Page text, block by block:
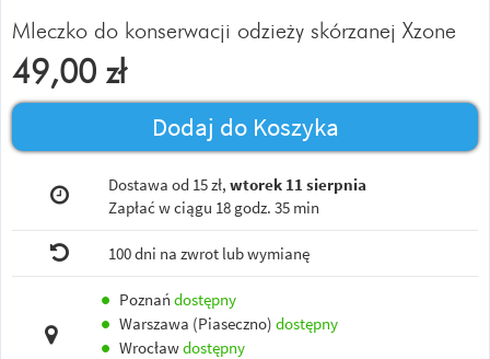
Mleczko do konserwacji odzieży skórzanej Xzone
49,00 zł
Dodaj do Koszyka
Dostawa od 15 zł, wtorek 11 sierpnia
Zapłać w ciągu 18 godz. 35 min
100 dni na zwrot lub wymianę
● Poznań dostępny
● Warszawa (Piaseczno) dostępny
● Wrocławdostępny